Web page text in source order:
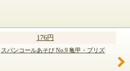
176円
スパンコールあそび No.9 亀甲・プリズ